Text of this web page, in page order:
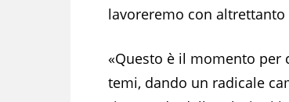
lavoreremo con
«Questo è il momento per
temi, dando un radicale